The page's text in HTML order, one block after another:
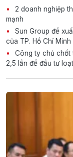
2 doanh nghiệp
mạnh
Sun Group đề
của TP. Hồ Chí Minh
Công ty chủ chốt
2,5 lần để đầu tư